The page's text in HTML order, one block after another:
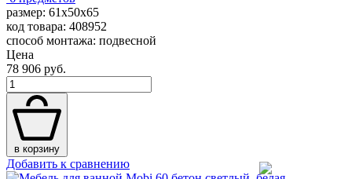
размер: 61x50x65
код товара: 408952
способ монтажа: подвесной
Цена
78 906 руб.
в корзину
Добавить к сравнению